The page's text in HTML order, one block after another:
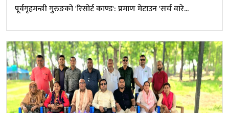
पूर्वगृहमन्त्री गुरुङको 'रिसोर्ट काण्ड': प्रमाण मेटाउन 'सर्च वारे...